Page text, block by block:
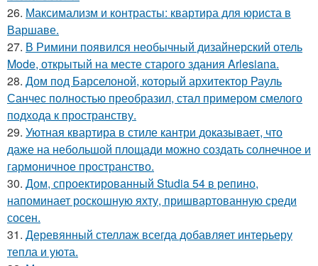
26. Максимализм и контрасты: квартира для юриста в
Варшаве.
27. В Римини появился необычный дизайнерский отель
Mode, открытый на месте старого здания Arlesiana.
28. Дом под Барселоной, который архитектор Рауль
Санчес полностью преобразил, стал примером смелого
подхода к пространству.
29. Уютная квартира в стиле кантри доказывает, что
даже на небольшой площади можно создать солнечное и
гармоничное пространство.
30. Дом, спроектированный Studia 54 в репино,
напоминает роскошную яхту, пришвартованную среди
сосен.
31. Деревянный стеллаж всегда добавляет интерьеру
тепла и уюта.